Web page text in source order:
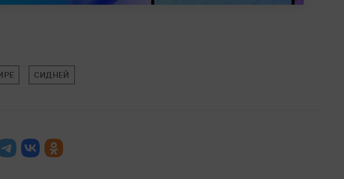
СИДНЕЙ